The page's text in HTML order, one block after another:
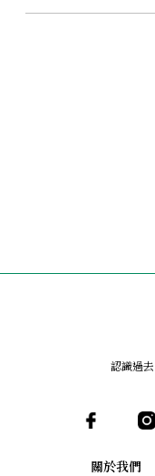
認識過
關於我們